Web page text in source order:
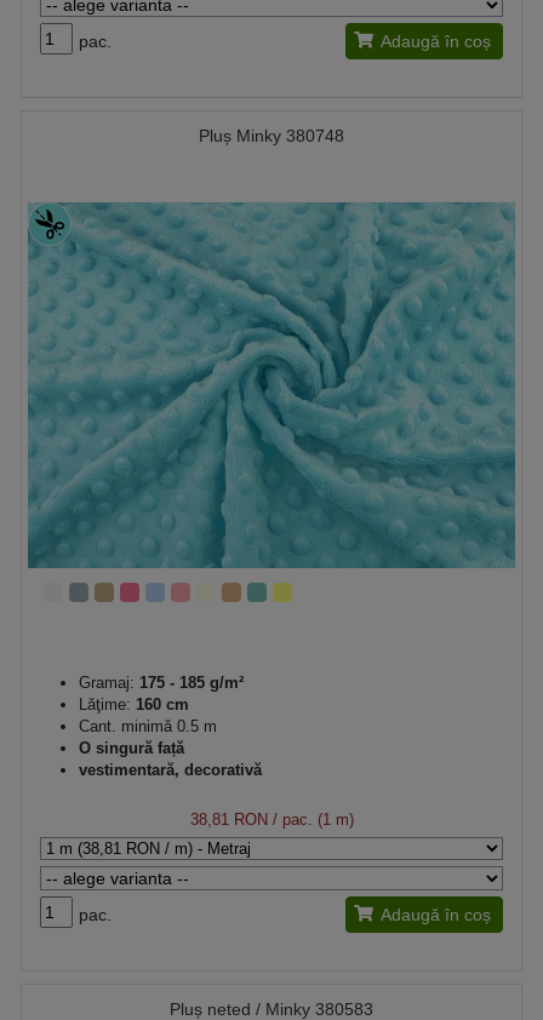
pac. Adaugă în coș
Pluș Minky 380748
Gramaj: 175 - 185 g/m²
Lăţime: 160 cm
Cant. minimă 0.5 m
O singură față
vestimentară, decorativă
38,81 RON/ pac. (1 m)
pac. Adaugă în coș
Pluș neted / Minky 380583